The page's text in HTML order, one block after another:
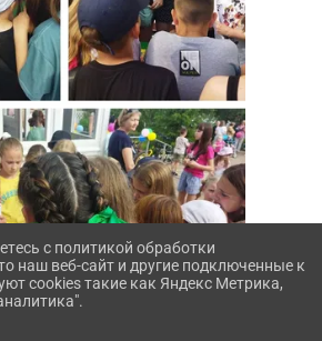
с политикой обработки
наш веб-сайт и другие подключенные к
cookies такие как Яндекс Метрика,